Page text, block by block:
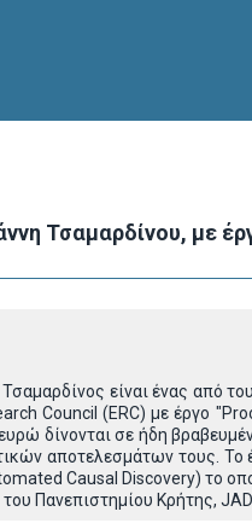
Τσαμαρδίνου, με
είναι ένας από
Council (ERC) με έργο
δίνονται σε ήδη
αποτελεσμάτων τους.
Causal Discovery) το
Πανεπιστημίου Κρήτης,